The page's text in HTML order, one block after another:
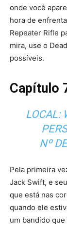
onde você
hora de
Repeater Rifle
mira, use o
possíveis.
Capítulo
LOCAL:
Nº
Pela primeira
Jack Swift, e
que está nas
quando ele
um bandido